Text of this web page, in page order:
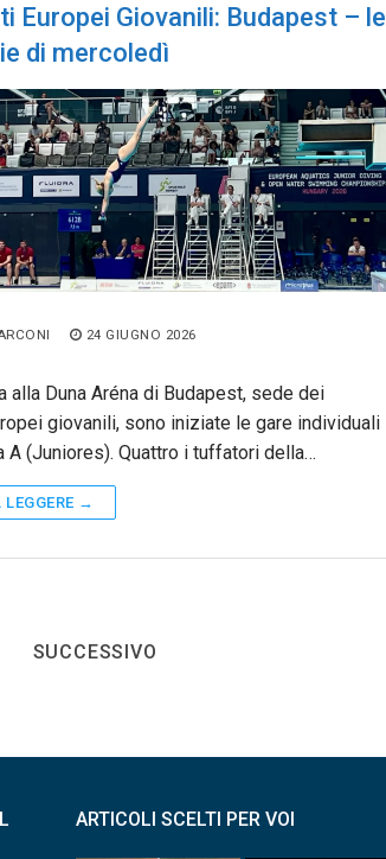
Europei Giovanili: Budapest – le
di mercoledì
24 GIUGNO 2026
alla Duna Aréna di Budapest, sede dei
giovanili, sono iniziate le gare individuali
A (Juniores). Quattro i tuffatori della…
→
SUCCESSIVO
ARTICOLI SCELTI PER VOI